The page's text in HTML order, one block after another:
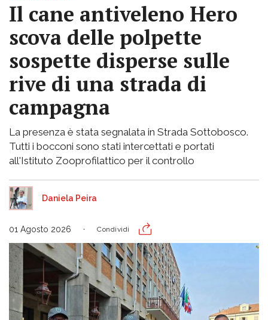
Il cane antiveleno Hero
scova delle polpette
sospette disperse sulle
rive di una strada di
campagna
La presenza è stata segnalata in Strada Sottobosco.
Tutti i bocconi sono stati intercettati e portati
all'Istituto Zooprofilattico per il controllo
Daniela Peira
01 Agosto 2026 Condividi